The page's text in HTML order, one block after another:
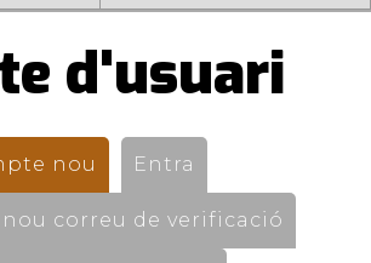
d'usuari
nou (pestanya activa)
Entra
correu de verificació